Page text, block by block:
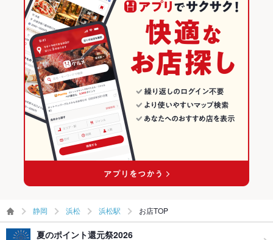
駐車場
なし ：お近くのパーキングをご利用ください。提携している駐
車場はございません。
その他設備 不明点等、お気軽に店舗へご相談下さい。
その他
飲み放題 なし
食べ放題
なし ：アラカルト又はコースでのご提供になります。当店自慢
の料理の数々を存分にお楽しみください。
ワイン充実
お子様連れOK ：お子様連れOK、ベビーカー持ちこみ可、チャ
イルドシート無し。ご不明な点はお気軽にお問合せください。
グパーティ
ー二次会
さい。
浜松のグルメランキング
浜松のイタリアン・フレンチランキング
浜松のフレンチランキング
浜松駅のグルメランキング
浜松駅のイタリアン・フレンチランキング
浜松駅のフレンチランキング
静岡 浜松 浜松駅 お店TOP
夏のポイント還元祭2026